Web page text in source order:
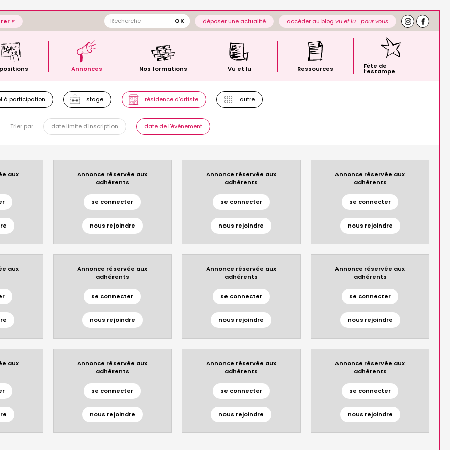
? déposer une actualité accéder au blog vu et lu… pour vous
Annonces Nos formations Vu et lu Ressources Fête de
l’estampe
à participation stage résidence d’artiste autre
Trier par date limite d'inscription date de l'événement
aux
Annonce réservée aux
adhérents
se connecter
nous rejoindre
Annonce réservée aux
adhérents
se connecter
nous rejoindre
Annonce réservée aux
adhérents
se connecter
nous rejoindre
aux
Annonce réservée aux
adhérents
se connecter
nous rejoindre
Annonce réservée aux
adhérents
se connecter
nous rejoindre
Annonce réservée aux
adhérents
se connecter
nous rejoindre
aux
Annonce réservée aux
adhérents
se connecter
nous rejoindre
Annonce réservée aux
adhérents
se connecter
nous rejoindre
Annonce réservée aux
adhérents
se connecter
nous rejoindre